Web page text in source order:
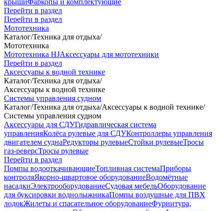
крышиФаркопы и комплектующие
Перейти в раздел
Перейти в раздел
Мототехника
Каталог/Техника для отдыха/
Мототехника
Мототехника HJАксессуары для мототехники
Перейти в раздел
Аксессуары к водной технике
Каталог/Техника для отдыха/
Аксессуары к водной технике
Системы управления судном
Каталог/Техника для отдыха/Аксессуары к водной технике/
Системы управления судном
Аксессуары для СДУГидравлическая система
управленияКолёса рулевые для СДУКонтроллеры управления
двигателем суднаРедукторы рулевыеСтойки рулевыеТросы
газ-реверсТросы рулевые
Перейти в раздел
Помпы водооткачивающиеТопливная системаПриборы
контроляЯкорно-швартовое оборудованиеВодомётные
насадкиЭлектрооборудованиеСудовая мебельОборудование
для буксировки воднолыжникаПомпы воздушные для ПВХ
лодокЖилеты и спасательное оборудованиеФурнитура,